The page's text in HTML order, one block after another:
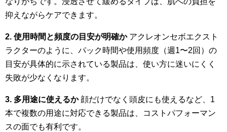
抑えながらケアできます。
2. 使用時間と頻度の目安が明確かアクレオンセボエクスト
ラクターのように、パック時間や使用頻度（週1〜2回）の
目安が具体的に示されている製品は、使い方に迷いにくく
失敗が少なくなります。
3. 多用途に使えるか顔だけでなく頭皮にも使えるなど、1
本で複数の用途に対応できる製品は、コストパフォーマン
スの面でも有利です。